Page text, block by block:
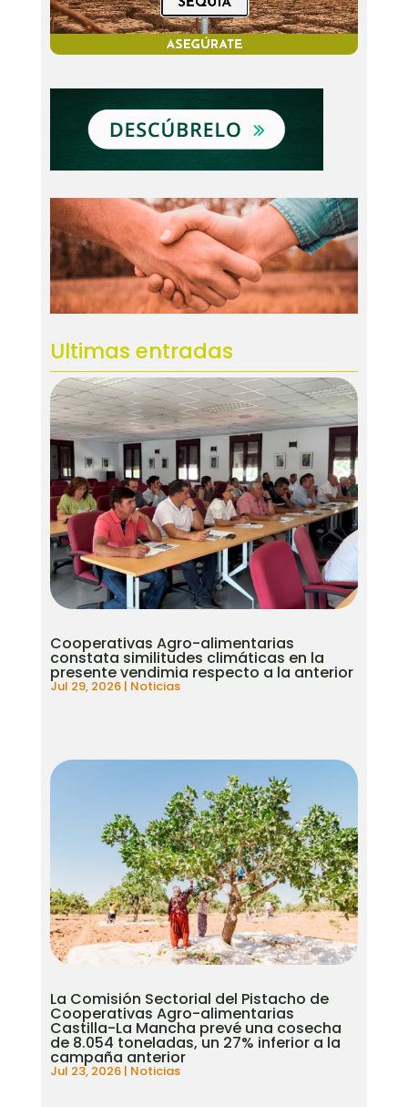
Ultimas entradas
Cooperativas Agro-alimentarias
constata similitudes climáticas en la
presente vendimia respecto a la anterior
Jul 29, 2026| Noticias
La Comisión Sectorial del Pistacho de
Cooperativas Agro-alimentarias
Castilla-La Mancha prevé una cosecha
de 8.054 toneladas, un 27% inferior a la
campaña anterior
Jul 23, 2026| Noticias